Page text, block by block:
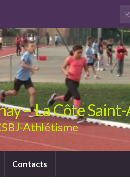
– La Côte
Athlétisme
Contacts